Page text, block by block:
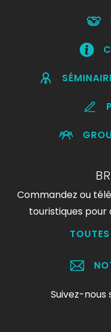
Commandez ou
touristiques
Suivez-nous